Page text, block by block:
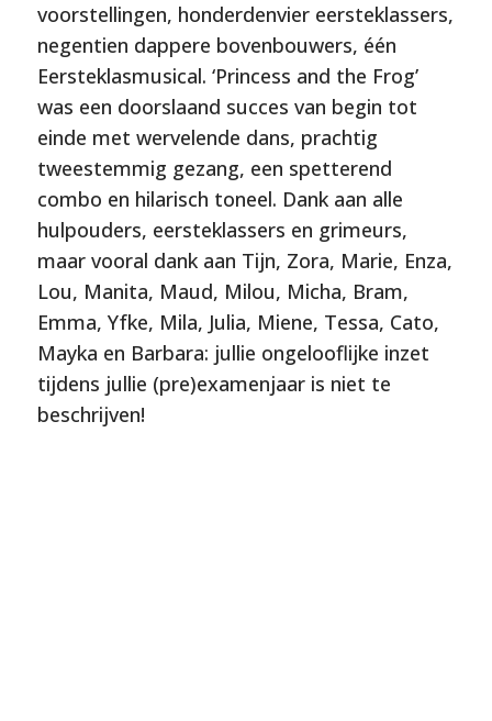
voorstellingen, honderdenvier eersteklassers,
negentien dappere bovenbouwers, één
Eersteklasmusical. ‘Princess and the Frog’
was een doorslaand succes van begin tot
einde met wervelende dans, prachtig
tweestemmig gezang, een spetterend
combo en hilarisch toneel. Dank aan alle
hulpouders, eersteklassers en grimeurs,
maar vooral dank aan Tijn, Zora, Marie, Enza,
Lou, Manita, Maud, Milou, Micha, Bram,
Emma, Yfke, Mila, Julia, Miene, Tessa, Cato,
Mayka en Barbara: jullie ongelooflijke inzet
tijdens jullie (pre)examenjaar is niet te
beschrijven!